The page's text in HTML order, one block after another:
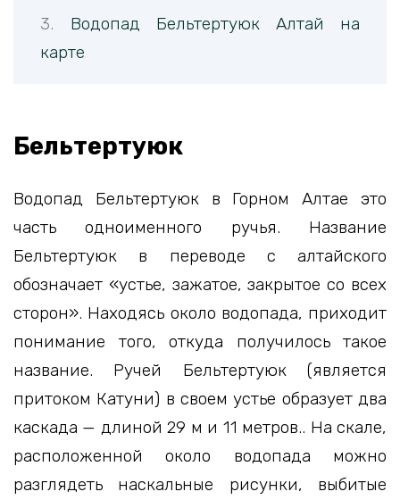
Водопад Бельтертуюк Алтай на
карте
Бельтертуюк
Водопад Бельтертуюк в Горном Алтае это
часть одноименного ручья. Название
Бельтертуюк в переводе с алтайского
обозначает «устье, зажатое, закрытое со всех
сторон». Находясь около водопада, приходит
понимание того, откуда получилось такое
название. Ручей Бельтертуюк (является
притоком Катуни) в своем устье образует два
каскада — длиной 29 м и 11 метров.. На скале,
расположенной около водопада можно
разглядеть наскальные рисунки, выбитые